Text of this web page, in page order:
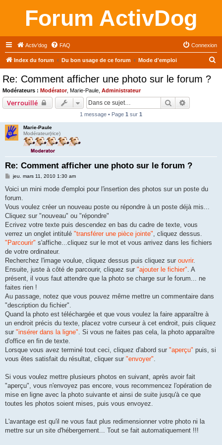
Forum ActivDog
Activ'dog FAQ Connexion
Index du forum Du bon usage de ce forum Mode d'emploi
Re: Comment afficher une photo sur le forum ?
Modérateurs : Modérator, Marie-Paule Administrateur
Verrouillé Rechercher
1 message • Page 1 sur 1
Marie-Paule
Modérateur(rice)
Re: Comment afficher une photo sur le forum ?
M
s
a
g
jeu. mars 11, 2010 1:30 am
Voici un mini mode d'emploi pour l'insertion des photos sur un poste du
forum.
Vous voulez créer un nouveau poste ou répondre à un poste déjà mis...
Cliquez sur "nouveau" ou "répondre"
Ecrivez votre texte puis descendez en bas du cadre de texte, vous
verrez un onglet intitulé "transférer une pièce jointe" , cliquez dessus.
"Parcourir" s'affiche...cliquez sur le mot et vous arrivez dans les fichiers
de votre ordinateur.
Recherchez l'image voulue, cliquez dessus puis cliquez sur ouvrir.
Ensuite, juste à côté de parcourir, cliquez sur "ajouter le fichier" . A
présent, il vous faut attendre que la photo se charge sur le forum... ne
faites rien !
Au passage, notez que vous pouvez même mettre un commentaire dans
"description du fichier".
Quand la photo est téléchargée et que vous voulez la faire apparaître à
un endroit précis du texte, placez votre curseur à cet endroit, puis cliquez
sur "insérer dans la ligne" . Si vous ne faites pas cela, la photo apparaître
d'office en fin de texte.
Lorsque vous avez terminé tout ceci, cliquez d'abord sur "aperçu" puis, si
vous êtes satisfait du résultat, cliquer sur "envoyer"
Si vous voulez mettre plusieurs photos en suivant, après avoir fait
"aperçu", vous n'envoyez pas encore, vous recommencez l'opération de
mise en ligne avec la photo suivante et ainsi de suite jusqu'à ce que
toutes les photos soient mises, puis vous envoyez.
L'avantage est qu'il ne vous faut plus redimensionner votre photo ni la
mettre sur un site d'hébergement... Tout se fait automatiquement !!!